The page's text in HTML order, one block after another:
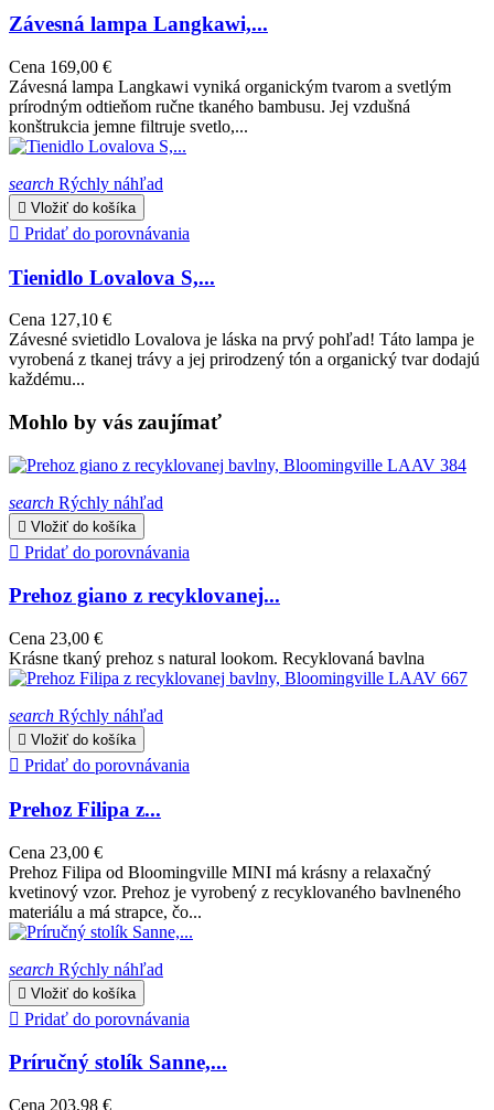
Závesná lampa Langkawi,...
Cena 169,00 €
Závesná lampa Langkawi vyniká organickým tvarom a svetlým
prírodným odtieňom ručne tkaného bambusu. Jej vzdušná
konštrukcia jemne filtruje svetlo,...
search Rýchly náhľad
 Vložiť do košíka
 Pridať do porovnávania
Tienidlo Lovalova S,...
Cena 127,10 €
Závesné svietidlo Lovalova je láska na prvý pohľad! Táto lampa je
vyrobená z tkanej trávy a jej prirodzený tón a organický tvar dodajú
každému...
Mohlo by vás zaujímať
search Rýchly náhľad
 Vložiť do košíka
 Pridať do porovnávania
Prehoz giano z recyklovanej...
Cena 23,00 €
Krásne tkaný prehoz s natural lookom. Recyklovaná bavlna
search Rýchly náhľad
 Vložiť do košíka
 Pridať do porovnávania
Prehoz Filipa z...
Cena 23,00 €
Prehoz Filipa od Bloomingville MINI má krásny a relaxačný
kvetinový vzor. Prehoz je vyrobený z recyklovaného bavlneného
materiálu a má strapce, čo...
search Rýchly náhľad
 Vložiť do košíka
 Pridať do porovnávania
Príručný stolík Sanne,...
Cena 203,98 €